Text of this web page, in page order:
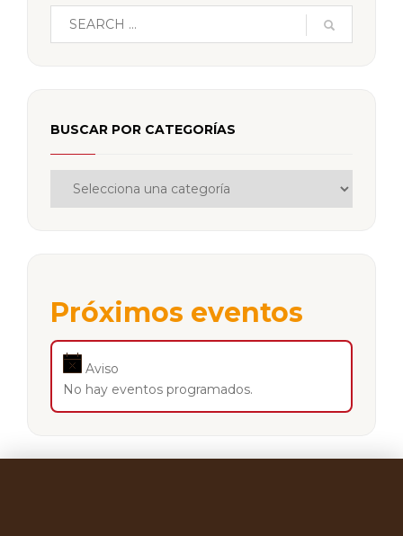
BUSCAR POR CATEGORÍAS
Próximos eventos
Aviso
No hay eventos programados.